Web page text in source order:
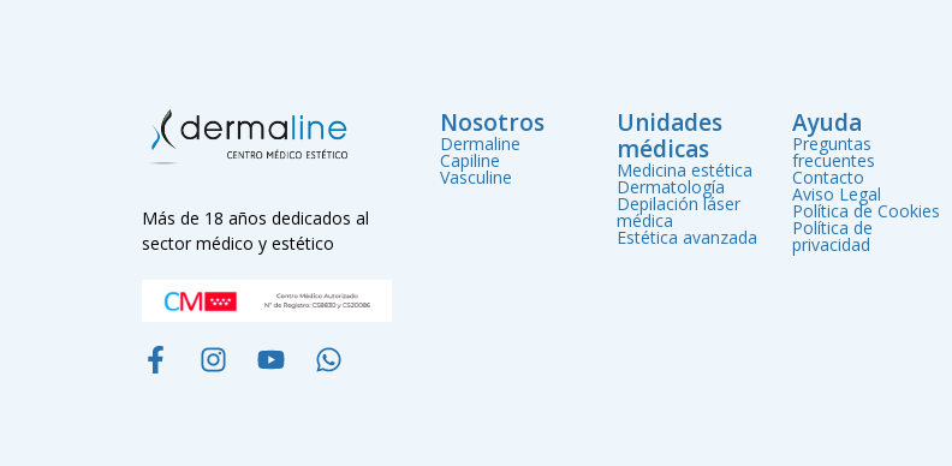
Más de 18 años dedicados al
sector médico y estético
Nosotros
Dermaline
Capiline
Vasculine
Unidades
médicas
Medicina estética
Dermatología
Depilación láser
médica
Estética avanzada
Ayuda
Preguntas
frecuentes
Contacto
Aviso Legal
Política de Cookies
Política de
privacidad